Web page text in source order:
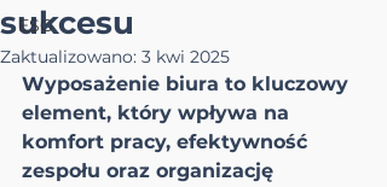
ESG
sukcesu
Zaktualizowano: 3 kwi 2025
Wyposażenie biura to kluczowy
element, który wpływa na
komfort pracy, efektywność
zespołu oraz organizację